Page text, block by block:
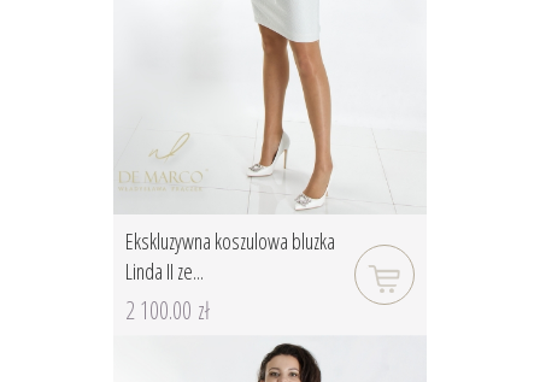
Ekskluzywna koszulowa bluzka
Linda II ze...
2 100.00 zł